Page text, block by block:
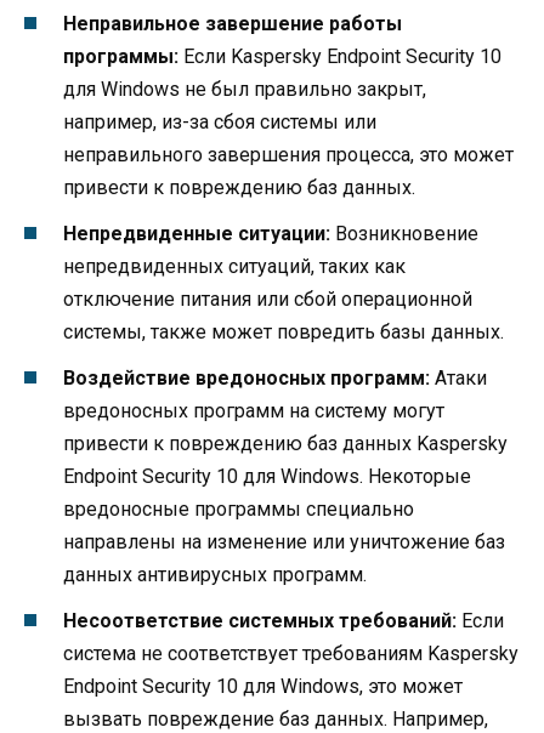
Неправильное завершение работы
программы: Если Kaspersky Endpoint Security 10
для Windows не был правильно закрыт,
например, из-за сбоя системы или
неправильного завершения процесса, это может
привести к повреждению баз данных.
Непредвиденные ситуации: Возникновение
непредвиденных ситуаций, таких как
отключение питания или сбой операционной
системы, также может повредить базы данных.
Воздействие вредоносных программ: Атаки
вредоносных программ на систему могут
привести к повреждению баз данных Kaspersky
Endpoint Security 10 для Windows. Некоторые
вредоносные программы специально
направлены на изменение или уничтожение баз
данных антивирусных программ.
Несоответствие системных требований: Если
система не соответствует требованиям Kaspersky
Endpoint Security 10 для Windows, это может
вызвать повреждение баз данных. Например,